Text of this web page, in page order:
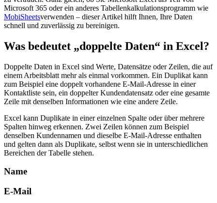
Microsoft 365 oder ein anderes Tabellenkalkulationsprogramm wie
MobiSheetsverwenden – dieser Artikel hilft Ihnen, Ihre Daten
schnell und zuverlässig zu bereinigen.
Was bedeutet „doppelte Daten“ in Excel?
Doppelte Daten in Excel sind Werte, Datensätze oder Zeilen, die auf
einem Arbeitsblatt mehr als einmal vorkommen. Ein Duplikat kann
zum Beispiel eine doppelt vorhandene E‑Mail-Adresse in einer
Kontaktliste sein, ein doppelter Kundendatensatz oder eine gesamte
Zeile mit denselben Informationen wie eine andere Zeile.
Excel kann Duplikate in einer einzelnen Spalte oder über mehrere
Spalten hinweg erkennen. Zwei Zeilen können zum Beispiel
denselben Kundennamen und dieselbe E‑Mail-Adresse enthalten
und gelten dann als Duplikate, selbst wenn sie in unterschiedlichen
Bereichen der Tabelle stehen.
Name
E-Mail